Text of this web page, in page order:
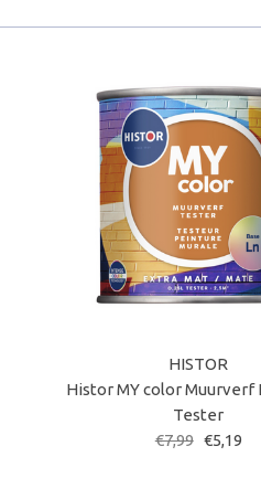
HISTOR
Histor MY color Muurverf
Tester
€7,99 €5,19